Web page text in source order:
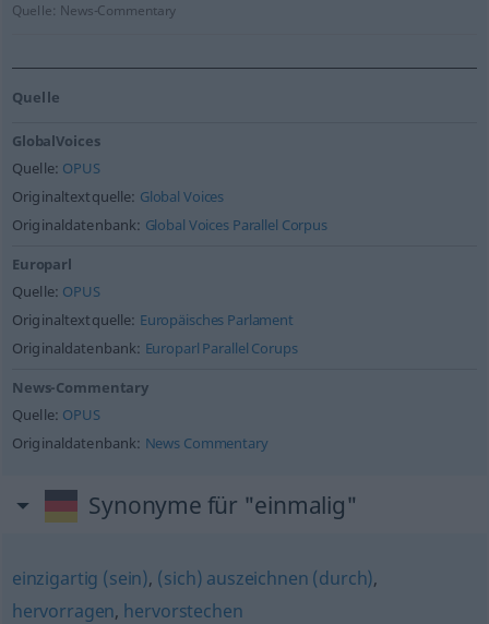
Quelle: News-Commentary
Quelle
GlobalVoices
Quelle: OPUS
Originaltextquelle: Global Voices
Originaldatenbank: Global Voices Parallel Corpus
Europarl
Quelle: OPUS
Originaltextquelle: Europäisches Parlament
Originaldatenbank: Europarl Parallel Corups
News-Commentary
Quelle: OPUS
Originaldatenbank: News Commentary
Synonyme für "einmalig"
einzigartig (sein), (sich) auszeichnen (durch),
hervorragen, hervorstechen